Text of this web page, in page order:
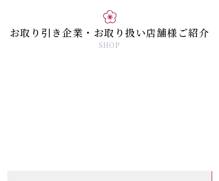
お取り引き企業・お取り扱い店舗様ご紹介
SHOP